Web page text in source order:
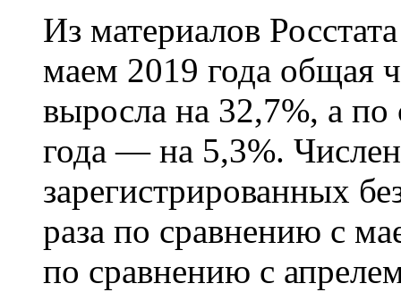
Из материалов
маем 2019 года общая
выросла на 32,7%, а
года — на 5,3%.
зарегистрированных
раза по сравнению с
по сравнению с